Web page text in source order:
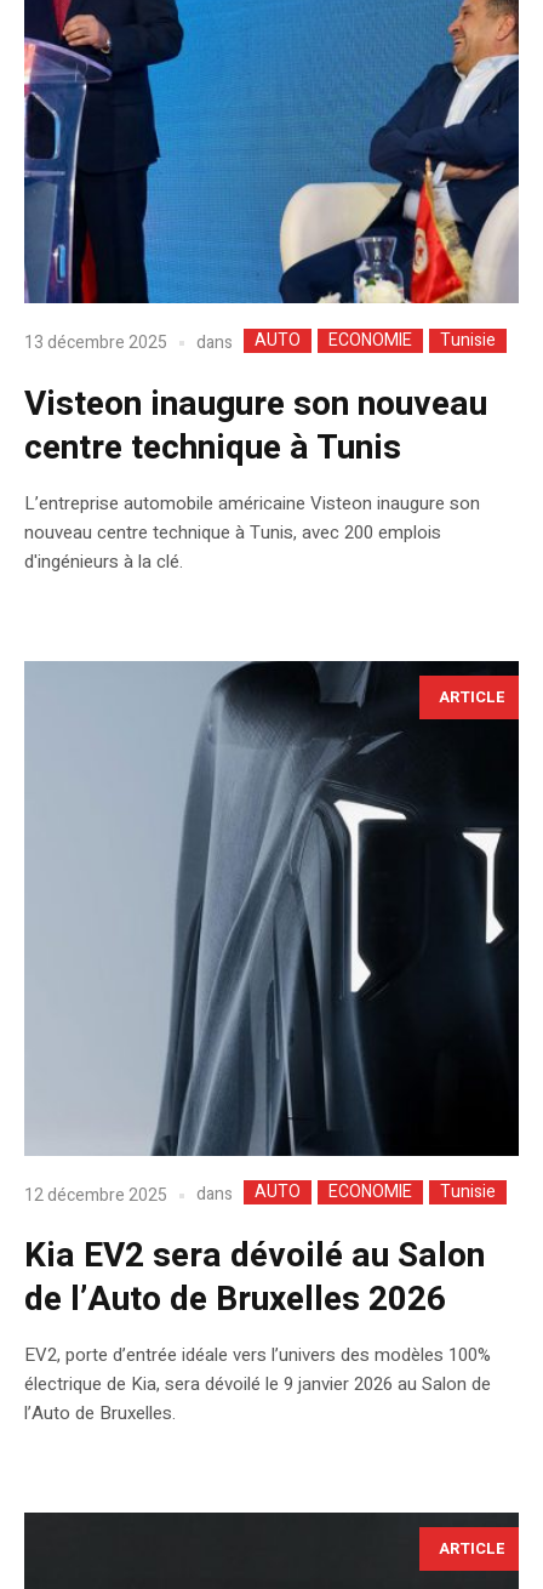
13 décembre 2025 dans AUTO ECONOMIE Tunisie
Visteon inaugure son nouveau
centre technique à Tunis
L’entreprise automobile américaine Visteon inaugure son
nouveau centre technique à Tunis, avec 200 emplois
d'ingénieurs à la clé.
ARTICLE
12 décembre 2025 dans AUTO ECONOMIE Tunisie
Kia EV2 sera dévoilé au Salon
de l’Auto de Bruxelles 2026
EV2, porte d’entrée idéale vers l’univers des modèles 100%
électrique de Kia, sera dévoilé le 9 janvier 2026 au Salon de
l’Auto de Bruxelles.
ARTICLE